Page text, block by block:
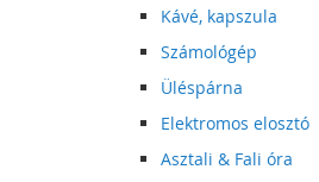
Kávé, kapszula
Számológép
Üléspárna
Elektromos elosztó
Asztali & Fali óra